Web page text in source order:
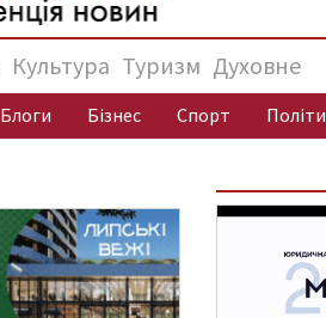
Культура Туризм Духовне
Блоги Бізнес Спорт